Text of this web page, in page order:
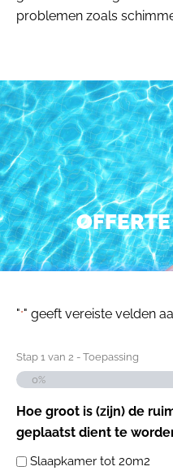
problemen zoals
"*" geeft vereiste velden
Stap 1 van 2 - Toepassing
0%
Hoe groot is (zijn) de
geplaatst dient te
Slaapkamer tot 20m2